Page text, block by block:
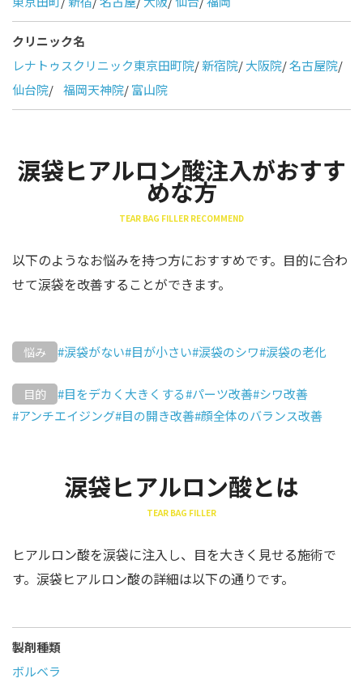
クリニック名
レナトゥスクリニック東京田町院/新宿院/大阪院/名古屋院/
仙台院/ 福岡天神院/富山院
涙袋ヒアルロン酸注入がおすす
めな方
TEAR BAG FILLER RECOMMEND
以下のようなお悩みを持つ方におすすめです。目的に合わ
せて涙袋を改善することができます。
悩み #涙袋がない#目が小さい#涙袋のシワ#涙袋の老化
目的 #目をデカく大きくする#パーツ改善#シワ改善
#アンチエイジング#目の開き改善#顔全体のバランス改善
涙袋ヒアルロン酸とは
TEAR BAG FILLER
ヒアルロン酸を涙袋に注入し、目を大きく見せる施術で
す。涙袋ヒアルロン酸の詳細は以下の通りです。
製剤種類
ボルベラ